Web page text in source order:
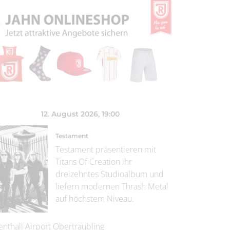
12. August 2026, 19:00
Testament
Testament präsentieren mit
Titans Of Creation ihr
dreizehntes Studioalbum und
liefern modernen Thrash Metal
auf höchstem Niveau.
Airport Obertraubling